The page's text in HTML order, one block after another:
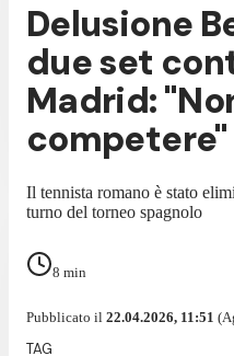
Delusione
due set
Madrid:
competere"
Il tennista romano è stato
turno del torneo spagnolo
8 min
Pubblicato il 22.04.2026, 11:51